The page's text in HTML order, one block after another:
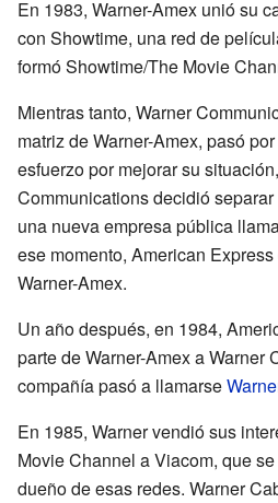
En 1983, Warner-Amex unió su
con Showtime, una red de
formó Showtime/The Movie
Mientras tanto, Warner
matriz de Warner-Amex, pasó
esfuerzo por mejorar su
Communications decidió
una nueva empresa pública
ese momento, American
Warner-Amex.
Un año después, en 1984,
parte de Warner-Amex a Warner
compañía pasó a llamarse
En 1985, Warner vendió sus
Movie Channel a Viacom, que
dueño de esas redes. Warner